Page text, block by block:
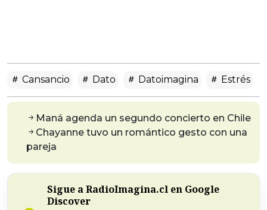
Cansancio Dato Datoimagina Estrés
Maná agenda un segundo concierto en Chile
Chayanne tuvo un romántico gesto con una
pareja
Sigue a RadioImagina.cl en Google
Discover